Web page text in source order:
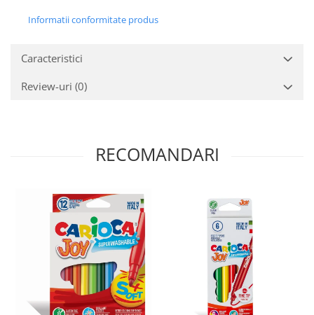
Informatii conformitate produs
Caracteristici
Review-uri (0)
RECOMANDARI